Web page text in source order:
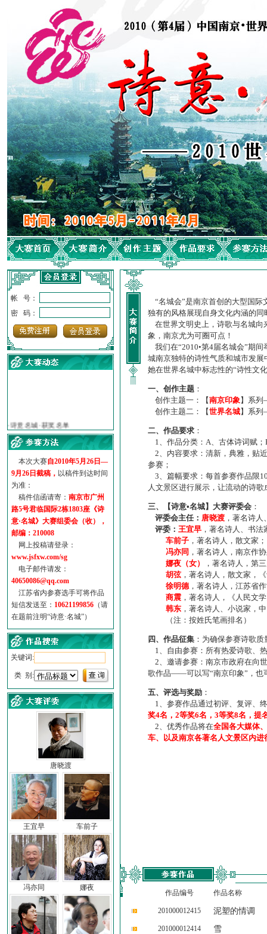
帐 号：
密 码：
·【诗意·名城】地铁展示作...
·诗意名城·地铁时间
·地铁完美呈现【诗意·名城...
参赛作品多达5000多首
“诗意·名城”晒诗会
特别通知--致广大诗词爱好...
本次大赛自2010年5月26日—
9月26日截稿， 以稿件到达时间
为准：
稿件信函请寄： 南京市广州
路5号君临国际2栋1803座《诗
意·名城》大赛组委会（收），
邮编：210008
网上投稿请登录：
www.jsfxw.com/sg
电子邮件请发：
40650086@qq.com
江苏省内参赛选手可将作品
短信发送至： 10621199856 （请
在题前注明“诗意·名城”）
关键词:
类 别:
唐晓渡
王宜早 车前子
冯亦同 娜夜
“名城会”是南京首创的大型国际
独有的风格展现自身文化内涵的
在世界文明史上，诗歌与名城向
象，南京尤为可圈可点！
我们在“2010•第4届名城会”期
城南京独特的诗性气质和城市发
她在世界名城中标志性的“诗性文
一、创作主题 ：
创作主题一：【南京印象】系
创作主题二：【世界名城】系
二、作品要求 ：
1、作品分类：A、古体诗词赋；
2、内容要求：清新，典雅，贴
参赛；
3、篇幅要求：每首参赛作品限
人文景区进行展示，让流动的诗
三、【诗意•名城】大赛评委会 ：
评委会主任： 唐晓渡 ，著名诗
评委： 王宜早 ，著名诗人、书
车前子 ，著名诗人，散文家；
冯亦同 ，著名诗人，南京作
娜夜（女）
，著名诗人，第
胡弦，著名诗人，散文家，
徐明德，著名诗人，江苏省
商震 ，著名诗人，《人民文
韩东 ，著名诗人、小说家，
（注：按姓氏笔画排名）
四、作品征集 ：为确保参赛诗歌
1、自由参赛：所有热爱诗歌、
2、邀请参赛：南京市政府在向
歌作品——可以写“南京印象”，也
五、评选与奖励 ：
1、参赛作品通过初评、复评、
奖4名，2等奖6名，3等奖8名，提
2、优秀作品将在全国各大媒体
车、以及南京各著名人文景区内进
作品编号 作品名称
201000012415 泥塑的情调
201000012414 雪